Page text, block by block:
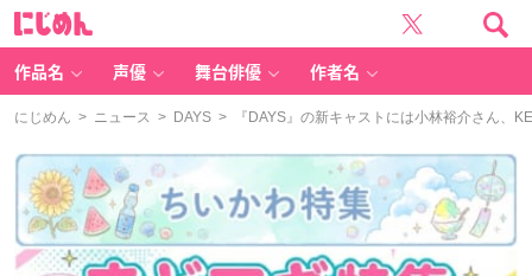
作品名 声優 舞台俳優 作者名
にじめん > ニュース > DAYS > 『DAYS』の新キャストには小林裕介さん、